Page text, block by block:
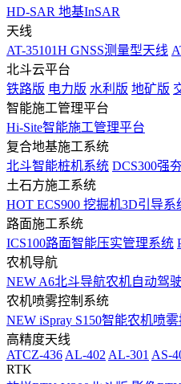
HD-SAR 地基InSAR
天线
AT-35101H GNSS测量型天线
北斗云平台
铁路版 电力版 水利版 地矿版
智能施工管理平台
Hi-Site智能施工管理平台
复合地基施工系统
北斗智能桩机系统 DCS300强
土石方施工系统
HOT ECS900 挖掘机3D引导系
路面施工系统
ICS100路面智能压实管理系统
农机导航
NEW A6北斗导航农机自动驾
农机喷雾控制系统
NEW iSpray S150智能农机喷
高精度天线
ATCZ-436 AL-402 AL-301 AS-
RTK